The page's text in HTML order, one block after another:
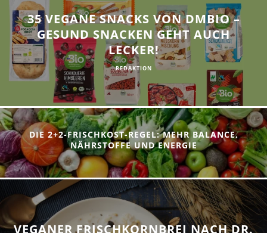
35 VEGANE SNACKS VON DMBIO –
GESUND SNACKEN GEHT AUCH
LECKER!
REDAKTION
DIE 2+2-FRISCHKOST-REGEL: MEHR BALANCE,
NÄHRSTOFFE UND ENERGIE
VEGANER FRISCHKORNBREI NACH DR.